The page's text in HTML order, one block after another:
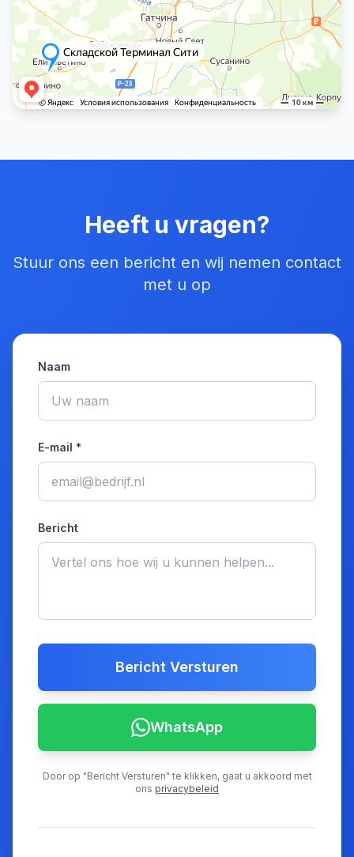
Heeft u vragen?
Stuur ons een bericht en wij nemen contact
met u op
Naam
E-mail *
Bericht
Bericht Versturen
WhatsApp
Door op "Bericht Versturen" te klikken, gaat u akkoord met
ons privacybeleid